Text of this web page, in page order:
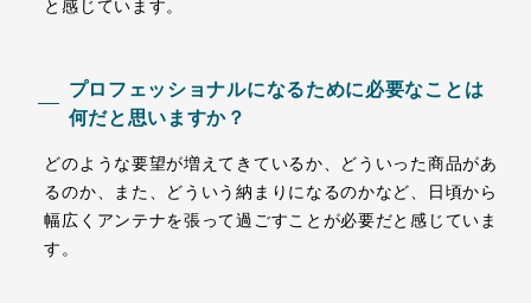
と感じています。
プロフェッショナルになるために必要なことは
何だと思いますか？
どのような要望が増えてきているか、どういった商品があ
るのか、また、どういう納まりになるのかなど、日頃から
幅広くアンテナを張って過ごすことが必要だと感じていま
す。